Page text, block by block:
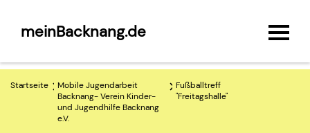
meinBacknang.de
Startseite
Mobile Jugendarbeit
Backnang- Verein Kinder-
und Jugendhilfe Backnang
e.V.
Fußballtreff
"Freitagshalle"